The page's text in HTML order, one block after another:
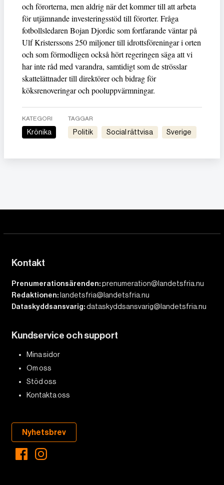
och förorterna, men aldrig när det kommer till att arbeta
för utjämnande investeringsstöd till förorter. Fråga
fotbollsledaren Bojan Djordic som fortfarande väntar på
Ulf Kristerssons 250 miljoner till idrottsföreningar i orten
och som förmodligen också hört regeringen säga att vi
har inte råd med varandra, samtidigt som de strösslar
skattelättnader till direktörer och bidrag för
köksrenoveringar och pooluppvärmningar.
KATEGORI
Krönika
TAGGAR
Politik Social rättvisa Sverige
Kontakt
Prenumerationsärenden:prenumeration@landetsfria.nu
Redaktionen: landetsfria@landetsfria.nu
Dataskyddsansvarig:dataskyddsansvarig@landetsfria.nu
Kundservice och support
Mina sidor
Om oss
Stöd oss
Kontakta oss
Nyhetsbrev